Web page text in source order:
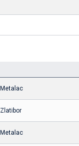
Metalac
Zlatibor
Metalac